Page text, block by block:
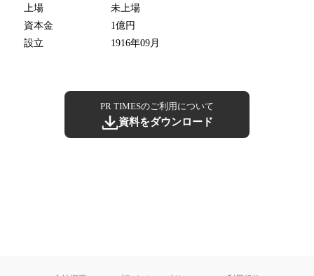
上場
未上場
資本金
1億円
設立
1916年09月
PR TIMESのご利用について
資料をダウンロード